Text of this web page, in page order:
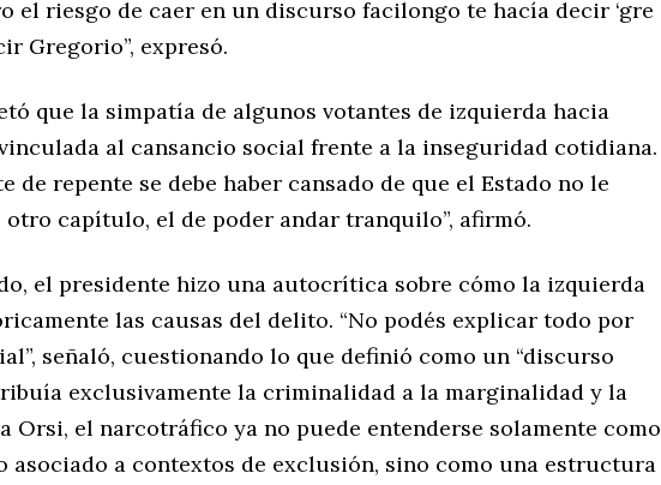
el riesgo de caer en un discurso facilongo te hacía decir ‘gre
Gregorio”, expresó.
que la simpatía de algunos votantes de izquierda hacia
al cansancio social frente a la inseguridad cotidiana.
de repente se debe haber cansado de que el Estado no le
otro capítulo, el de poder andar tranquilo”, afirmó.
el presidente hizo una autocrítica sobre cómo la izquierda
las causas del delito. “No podés explicar todo por
señaló, cuestionando lo que definió como un “discurso
exclusivamente la criminalidad a la marginalidad y la
Orsi, el narcotráfico ya no puede entenderse solamente como
asociado a contextos de exclusión, sino como una estructura